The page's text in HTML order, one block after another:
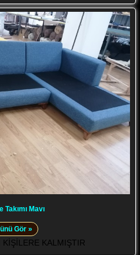
Takımı Mavı
Gör »
KALMIŞTIR